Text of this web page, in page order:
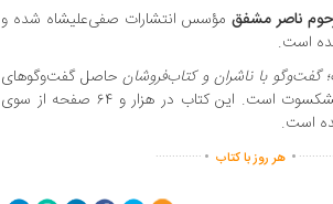
ناصر مشفق مؤسس انتشارات صفی‌علیشاه شده و
است.
گفت‌وگو با ناشران و کتاب‌فروشان حاصل گفت‌وگوهای
با ناشران پیشکسوت است. این کتاب در هزار و ۶۴ صفحه از سوی
است.
.هر روز با کتاب .
..............